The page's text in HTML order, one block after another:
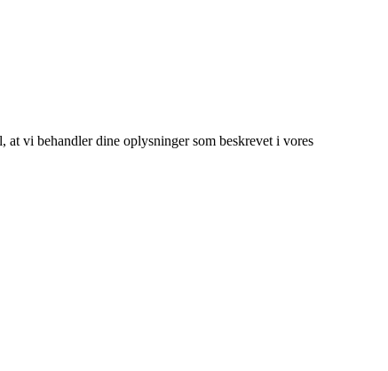
vi behandler dine oplysninger som beskrevet i vores